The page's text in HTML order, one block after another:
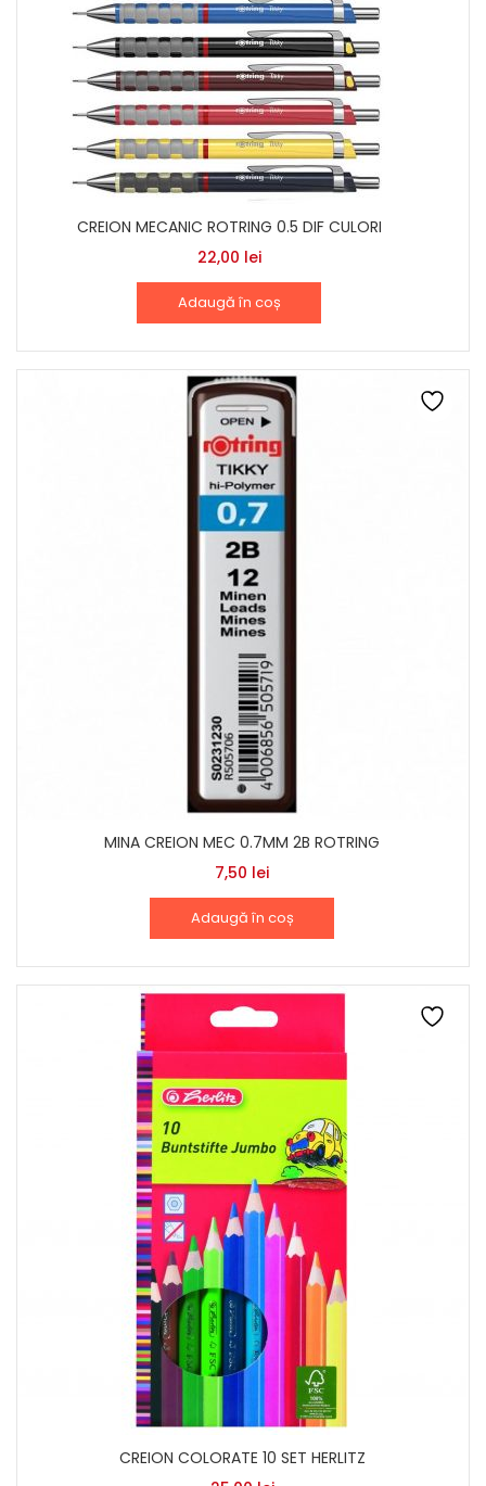
CREION MECANIC ROTRING 0.5 DIF CULORI
22,00 lei
Adaugă în coș
MINA CREION MEC 0.7MM 2B ROTRING
7,50 lei
Adaugă în coș
CREION COLORATE 10 SET HERLITZ